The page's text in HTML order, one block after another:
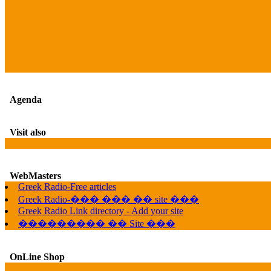
Agenda
Visit also
WebMasters
Greek Radio-Free articles
Greek Radio-��� ��� �� site ���
Greek Radio Link directory - Add your site
��������� �� Site ���
OnLine Shop